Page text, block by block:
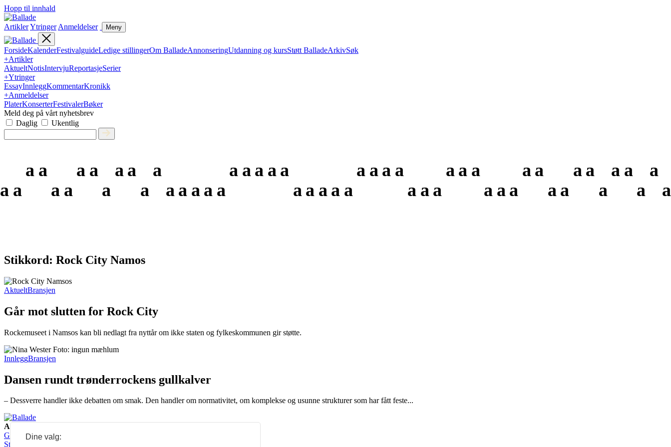
Hopp til innhald
ArtiklerYtringer Anmeldelser Meny
ForsideKalenderFestivalguideLedige stillingerOm BalladeAnnonseringUtdanning og kursStøtt BalladeArkivSøk
+Artikler
AktueltNotisIntervjuReportasjeSerier
+Ytringer
EssayInnleggKommentarKronikk
+Anmeldelser
PlaterKonserterFestivalerBøker
Meld deg på vårt nyhetsbrev
Daglig
Ukentlig
a
a
a
a
a
a
a
a
a
a a
a a a a
a a a
a a a
a a
a a
a a
a
a
a
a
a
a
a
a
Stikkord: Rock City Namos
AktueltBransjen
Går mot slutten for Rock City
Rockemuseet i Namsos kan bli nedlagt fra nyttår om ikke staten og fylkeskommunen gir støtte.
InnleggBransjen
Dansen rundt trønderrockens gullkalver
– Dessverre handler ikke debatten om smak. Den handler om normativitet, om komplekse og usunne strukturer som har fått feste...
Ansvarlig redaktør:
Guro Kleveland Annonseansvarlig:
Sture Bjørseth
Dine valg: